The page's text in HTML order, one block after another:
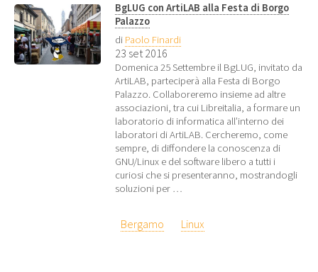
BgLUG con ArtiLAB alla Festa di Borgo
Palazzo
di Paolo Finardi
23 set 2016
Domenica 25 Settembre il BgLUG, invitato da
ArtiLAB, parteciperà alla Festa di Borgo
Palazzo. Collaboreremo insieme ad altre
associazioni, tra cui Libreitalia, a formare un
laboratorio di informatica all’interno dei
laboratori di ArtiLAB. Cercheremo, come
sempre, di diffondere la conoscenza di
GNU/Linux e del software libero a tutti i
curiosi che si presenteranno, mostrandogli
soluzioni per …
Bergamo Linux